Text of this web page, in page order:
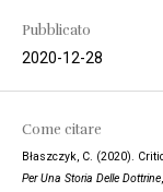
Pubblicato
2020-12-28
Come citare
Błaszczyk, C. (2020).
Per Una Storia Delle Dottrine,